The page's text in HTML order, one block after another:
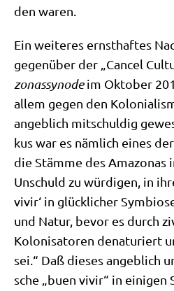
den waren.
Ein wei­te­res ernst­haf­tes
gegen­über der „Can­cel
zo­nas­syn­odeim Okto­ber
allem gegen den
angeb­lich mit­schul­dig
kus war es näm­lich eines
die Stäm­me des Ama­zo­nas
Unschuld zu wür­di­gen, in
vivir‘ in glück­li­cher
und Natur, bevor es durch
Kolo­ni­sa­to­ren dena­tu­riert
sei.“ Daß die­ses angeb­lich
sche „buen vivir“ in